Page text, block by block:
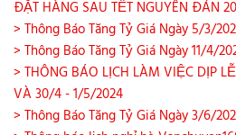
ĐẶT HÀNG SAU TẾT NGUYÊN ĐÁN
> Thông Báo Tăng Tỷ Giá Ngày 5/3/
> Thông Báo Tăng Tỷ Giá Ngày 11/4/
> THÔNG BÁO LỊCH LÀM VIỆC DỊP
VÀ 30/4 - 1/5/2024
> Thông Báo Tăng Tỷ Giá Ngày 3/6/